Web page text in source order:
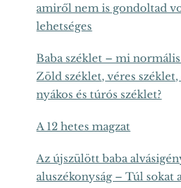
amiről nem is gondoltad
lehetséges
Baba széklet – mi
Zöld széklet, véres széklet,
nyákos és túrós széklet?
A 12 hetes magzat
Az újszülött baba
aluszékonyság – Túl sokat